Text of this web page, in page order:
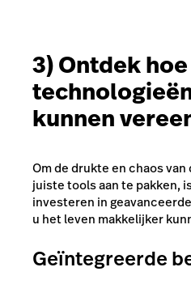
3) Ontdek
kunnen
Om de drukte en chaos
juiste tools aan te pakken,
investeren in
u het leven makkelijker
Geïntegreerde